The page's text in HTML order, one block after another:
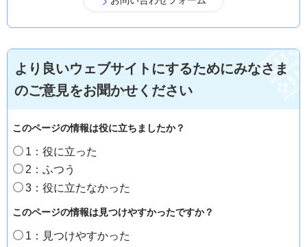
より良いウェブサイトにするためにみなさま
のご意見をお聞かせください
このページの情報は役に立ちましたか？
1：役に立った
2：ふつう
3：役に立たなかった
このページの情報は見つけやすかったですか？
1：見つけやすかった